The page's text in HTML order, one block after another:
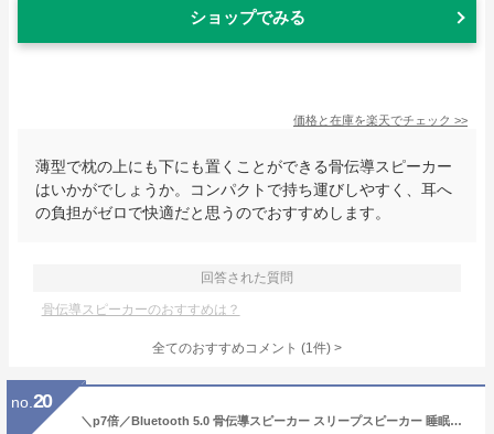
ショップでみる
価格と在庫を楽天でチェック >>
薄型で枕の上にも下にも置くことができる骨伝導スピーカー
はいかがでしょうか。コンパクトで持ち運びしやすく、耳へ
の負担がゼロで快適だと思うのでおすすめします。
回答された質問
骨伝導スピーカーのおすすめは？
全てのおすすめコメント (1件) >
no. 20
＼p7倍／Bluetooth 5.0 骨伝導スピーカー スリープスピーカー 睡眠スピーカー 骨伝導 スピーカー Bluetoothスピーカー ワイヤレス microSDカード対応 骨伝導ピロースピーカー 骨伝導スリープスピーカー 30/60/120分タイマー 睡眠用